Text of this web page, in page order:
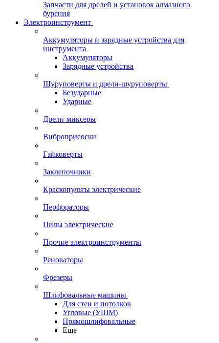
Запчасти для дрелей и установок алмазного
бурения
Электроинструмент
Аккумуляторы и зарядные устройства для
инструмента
Аккумуляторы
Зарядные устройства
Шуруповерты и дрели-шуруповерты
Безударные
Ударные
Дрели-миксеры
Виброприсоски
Гайковерты
Заклепочники
Краскопульты электрические
Перфораторы
Пилы электрические
Прочие электроинструменты
Реноваторы
Фрезеры
Шлифовальные машины
Для стен и потолков
Угловые (УШМ)
Прямошлифовальные
Еще